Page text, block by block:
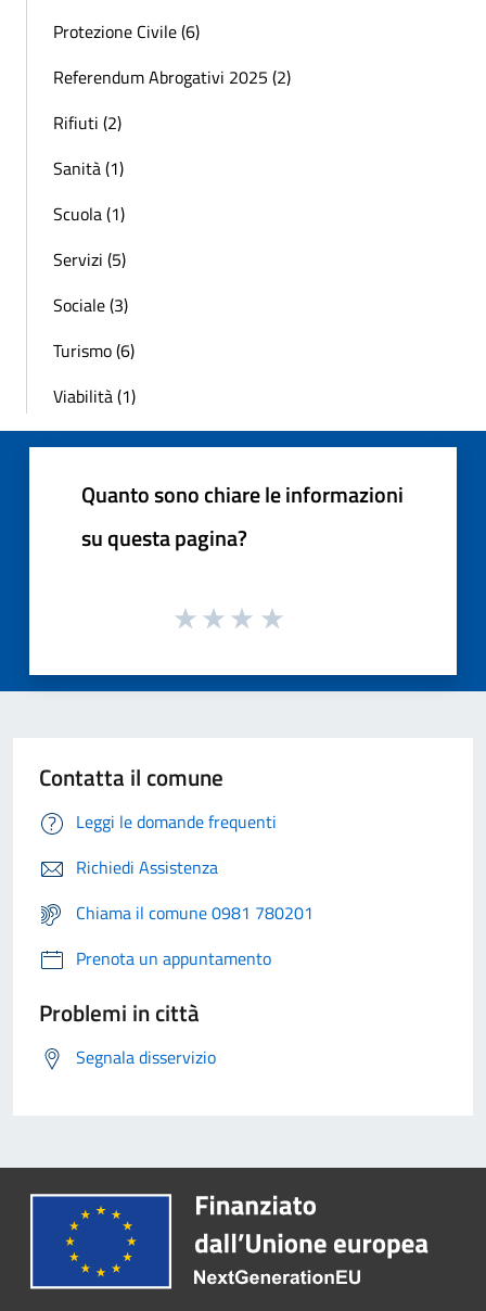
Protezione Civile (6)
Referendum Abrogativi 2025 (2)
Rifiuti (2)
Sanità (1)
Scuola (1)
Servizi (5)
Sociale (3)
Turismo (6)
Viabilità (1)
Quanto sono chiare le informazioni
su questa pagina?
Contatta il comune
Leggi le domande frequenti
Richiedi Assistenza
Chiama il comune 0981 780201
Prenota un appuntamento
Problemi in città
Segnala disservizio